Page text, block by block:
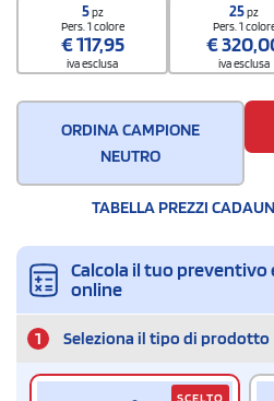
Quantità per confezione
Quantità per scatola
72
5pz
Pers. 1 colore
€117,95
iva esclusa
25pz
Pers. 1
€
iva esclusa
ORDINA CAMPIONE
NEUTRO
TABELLA PREZZI
Calcola il tuo preventivo
online
1 Seleziona il tipo di prodotto
SCELTO